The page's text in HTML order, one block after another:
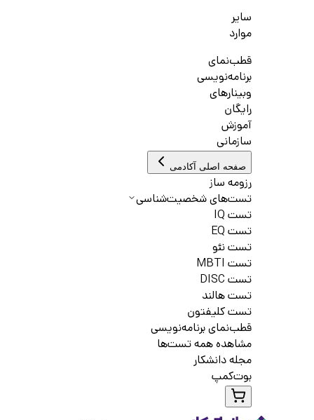
سایر
موارد
قطب‌نمای
برنامه‌نویسی
وبینارهای
رایگان
آموزش
سازمانی
صفحه اصلی آکادمی
رزومه ساز
تست‌های شخصیت‌شناسی
تست IQ
تست EQ
تست نئو
تست MBTI
تست DISC
تست هالند
تست کلیفتون
قطب‌نمای برنامه‌نویسی
مشاهده همه تست‌ها
مجله دانشکار
بوت‌کمپ